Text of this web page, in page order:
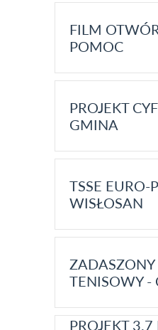
FILM
POMOC
PROJEKT
GMINA
TSSE EURO-
WISŁOSAN
ZADASZONY
TENISOWY -
PROJEKT